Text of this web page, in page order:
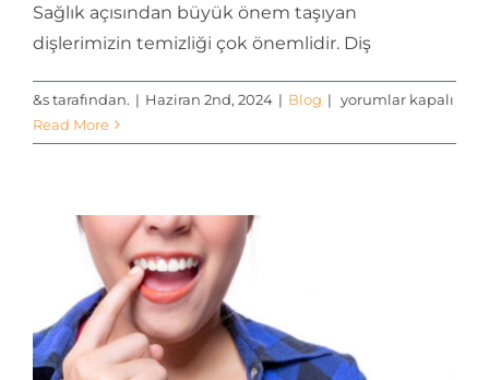
Sağlık açısından büyük önem taşıyan
dişlerimizin temizliği çok önemlidir. Diş
&s tarafından. | Haziran 2nd, 2024 | Blog | Diş
İçin
yorumlar kapalı
Read More